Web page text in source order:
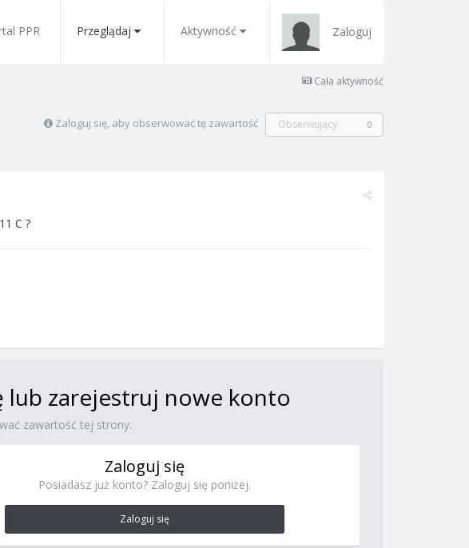
PPR Przeglądaj Aktywność Zaloguj
Cała aktywność
Zaloguj się, aby obserwować tę zawartość Obserwujący 0
C ?
lub zarejestruj nowe konto
zawartość tej strony.
Zaloguj się
Posiadasz już konto? Zaloguj się poniżej.
Zaloguj się